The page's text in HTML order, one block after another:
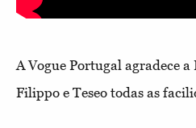
A Vogue Portugal agradece
Filippo e Teseo todas as